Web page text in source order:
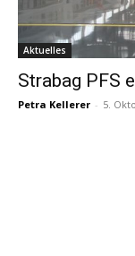
Aktuelles
Strabag PFS
Petra Kellerer - 5.